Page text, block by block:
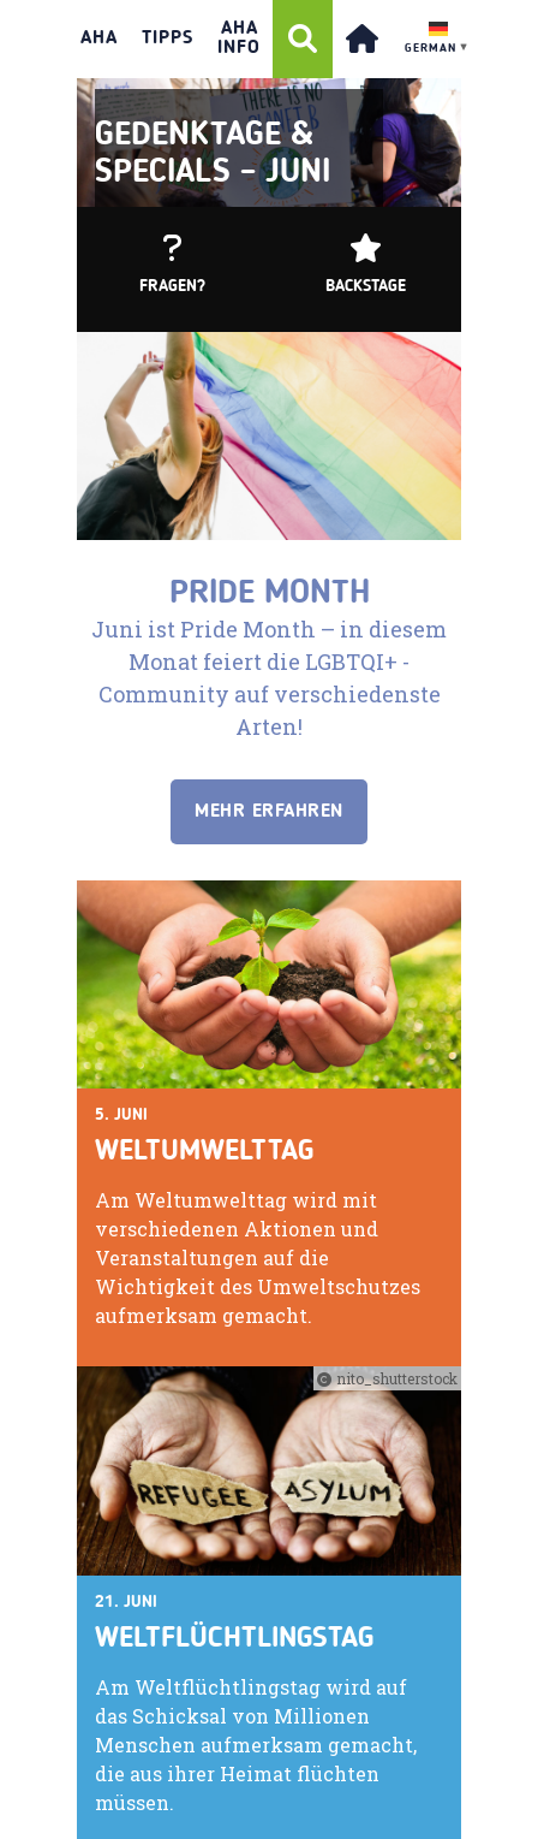
AHA TIPPS
AHA
INFO
GERMAN ▼
GEDENKTAGE &
SPECIALS – JUNI
FRAGEN? BACKSTAGE
PRIDE MONTH
Juni ist Pride Month – in diesem
Monat feiert die LGBTQI+ -
Community auf verschiedenste
Arten!
MEHR ERFAHREN
5. JUNI
WELTUMWELTTAG
Am Weltumwelttag wird mit
verschiedenen Aktionen und
Veranstaltungen auf die
Wichtigkeit des Umweltschutzes
aufmerksam gemacht.
nito_shutterstock
21. JUNI
WELTFLÜCHTLINGSTAG
Am Weltflüchtlingstag wird auf
das Schicksal von Millionen
Menschen aufmerksam gemacht,
die aus ihrer Heimat flüchten
müssen.